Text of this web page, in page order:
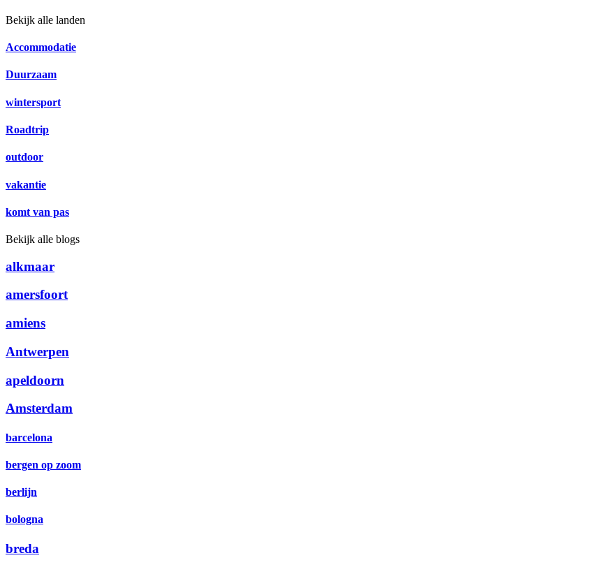
Bekijk alle landen
Accommodatie
Duurzaam
wintersport
Roadtrip
outdoor
vakantie
komt van pas
Bekijk alle blogs
alkmaar
amersfoort
amiens
Antwerpen
apeldoorn
Amsterdam
barcelona
bergen op zoom
berlijn
bologna
breda